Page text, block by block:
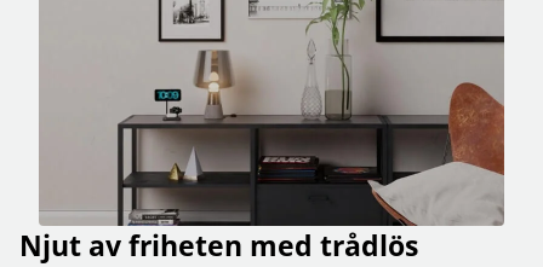
Njut av friheten med trådlös